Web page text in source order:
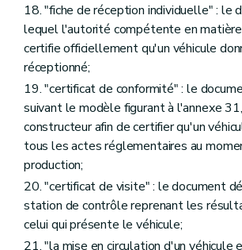
18. "fiche de réception individuelle" : le
lequel l'autorité compétente en
certifie officiellement qu'un véhicule
réceptionné;
19. "certificat de conformité" : le
suivant le modèle figurant à l'annexe
constructeur afin de certifier qu'un
tous les actes réglementaires au
production;
20. "certificat de visite" : le document
station de contrôle reprenant les
celui qui présente le véhicule;
21. "la mise en circulation d'un véhicule